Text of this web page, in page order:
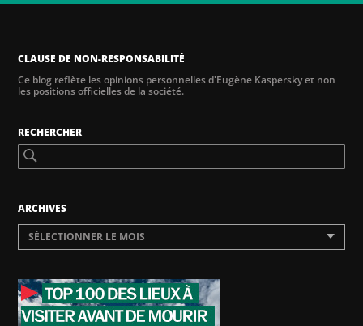
CLAUSE DE NON-RESPONSABILITÉ
Ce blog reflète les opinions personnelles d'Eugène Kaspersky et non
les positions officielles de la société.
RECHERCHER
ARCHIVES
SÉLECTIONNER LE MOIS